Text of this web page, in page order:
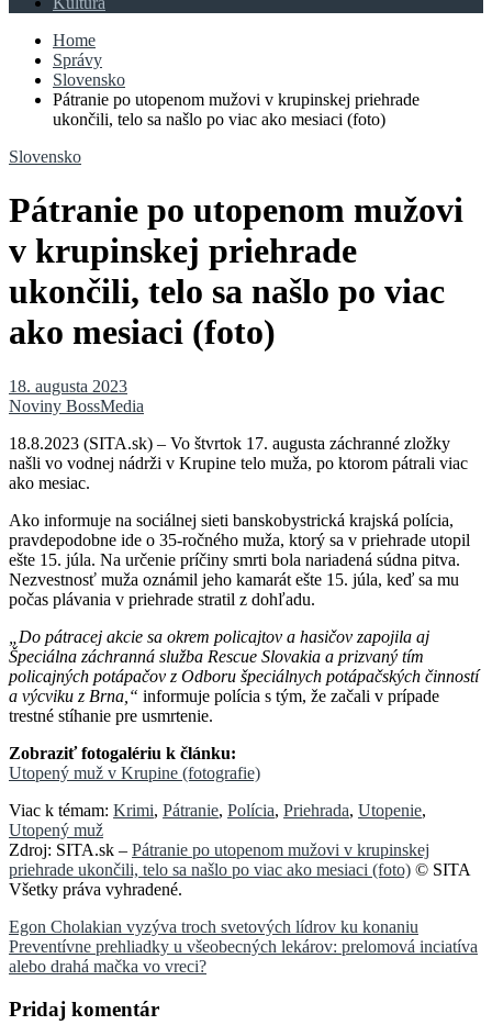
Home
Správy
Slovensko
Pátranie po utopenom mužovi v krupinskej priehrade
ukončili, telo sa našlo po viac ako mesiaci (foto)
Slovensko
Pátranie po utopenom mužovi
v krupinskej priehrade
ukončili, telo sa našlo po viac
ako mesiaci (foto)
18. augusta 2023
Noviny BossMedia
18.8.2023 (SITA.sk) – Vo štvrtok 17. augusta záchranné zložky
našli vo vodnej nádrži v Krupine telo muža, po ktorom pátrali viac
ako mesiac.
Ako informuje na sociálnej sieti banskobystrická krajská polícia,
pravdepodobne ide o 35-ročného muža, ktorý sa v priehrade utopil
ešte 15. júla. Na určenie príčiny smrti bola nariadená súdna pitva.
Nezvestnosť muža oznámil jeho kamarát ešte 15. júla, keď sa mu
počas plávania v priehrade stratil z dohľadu.
„Do pátracej akcie sa okrem policajtov a hasičov zapojila aj
Špeciálna záchranná služba Rescue Slovakia a prizvaný tím
policajných potápačov z Odboru špeciálnych potápačských činností
a výcviku z Brna,“ informuje polícia s tým, že začali v prípade
trestné stíhanie pre usmrtenie.
Zobraziť fotogalériu k článku:
Utopený muž v Krupine (fotografie)
Viac k témam: Krimi, Pátranie, Polícia, Priehrada, Utopenie,
Utopený muž
Zdroj: SITA.sk – Pátranie po utopenom mužovi v krupinskej
priehrade ukončili, telo sa našlo po viac ako mesiaci (foto) © SITA
Všetky práva vyhradené.
Navigácia
v
Egon Cholakian vyzýva troch svetových lídrov ku konaniu
Preventívne prehliadky u všeobecných lekárov: prelomová inciatíva
alebo drahá mačka vo vreci?
Pridaj komentár